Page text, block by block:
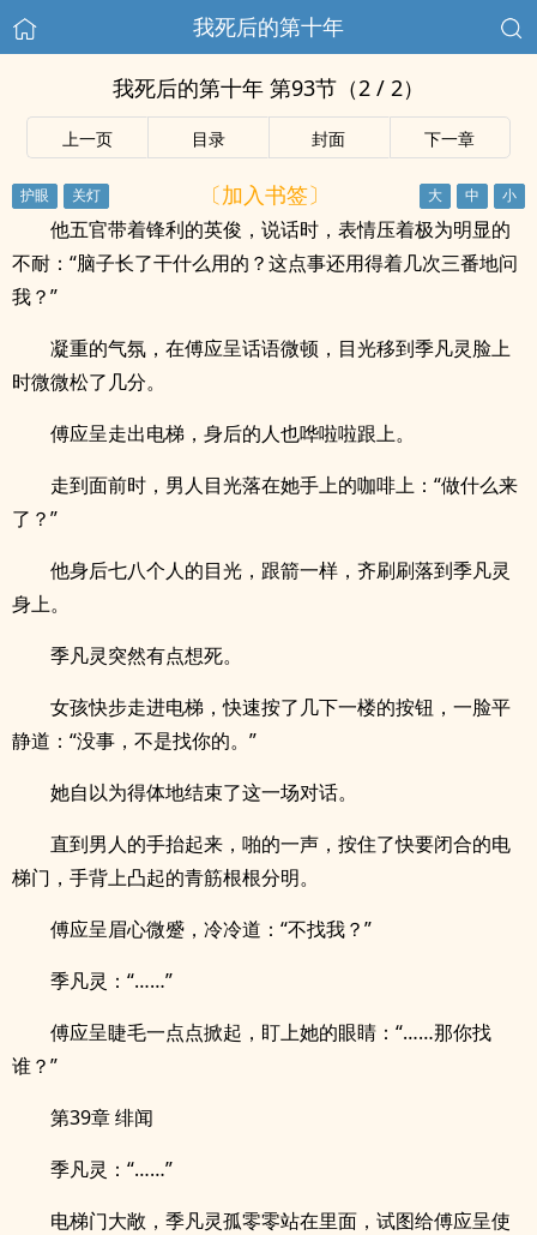
我死后的第十年
我死后的第十年 第93节（2 / 2）
上一页 目录 封面 下一章
〔加入书签〕
他五官带着锋利的英俊，说话时，表情压着极为明显的
不耐：“脑子长了干什么用的？这点事还用得着几次三番地问
我？”
凝重的气氛，在傅应呈话语微顿，目光移到季凡灵脸上
时微微松了几分。
傅应呈走出电梯，身后的人也哗啦啦跟上。
走到面前时，男人目光落在她手上的咖啡上：“做什么来
了？”
他身后七八个人的目光，跟箭一样，齐刷刷落到季凡灵
身上。
季凡灵突然有点想死。
女孩快步走进电梯，快速按了几下一楼的按钮，一脸平
静道：“没事，不是找你的。”
她自以为得体地结束了这一场对话。
直到男人的手抬起来，啪的一声，按住了快要闭合的电
梯门，手背上凸起的青筋根根分明。
傅应呈眉心微蹙，冷冷道：“不找我？”
季凡灵：“……”
傅应呈睫毛一点点掀起，盯上她的眼睛：“……那你找
谁？”
第39章 绯闻
季凡灵：“……”
电梯门大敞，季凡灵孤零零站在里面，试图给傅应呈使